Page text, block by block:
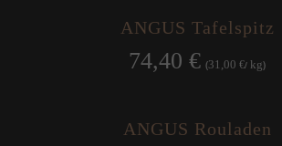
ANGUS Tafelspitz
74,40€ (31,00€/ kg)
ANGUS Rouladen